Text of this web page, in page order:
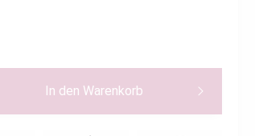
In den Warenkorb